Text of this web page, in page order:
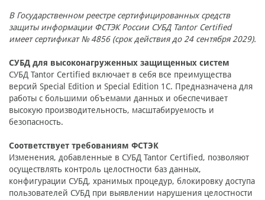
В Государственном реестре сертифицированных средств
защиты информации ФСТЭК России СУБД Tantor Certified
имеет сертификат № 4856 (срок действия до 24 сентября 2029).
СУБД для высоконагруженных защищенных систем
СУБД Tantor Certified включает в себя все преимущества
версий Special Edition и Special Edition 1С. Предназначена для
работы с большими объемами данных и обеспечивает
высокую производительность, масштабируемость и
безопасность.
Соответствует требованиям ФСТЭК
Изменения, добавленные в СУБД Tantor Certified, позволяют
осуществлять контроль целостности баз данных,
конфигурации СУБД, хранимых процедур, блокировку доступа
пользователей СУБД при выявлении нарушения целостности